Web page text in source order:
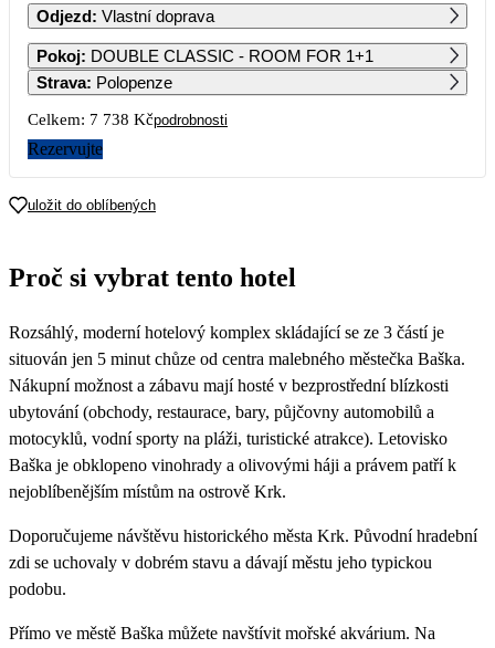
1 2 3 4
5 6 7 8 9 10 11
12
19 20
26
3 869
27 28 29
Odjezd: Vlastní doprava
Pokoj: DOUBLE CLASSIC - ROOM FOR 1+1
Strava: Polopenze
Celkem: 7 738 Kčpodrobnosti
Rezervujte
uložit do oblíbených
Proč si vybrat tento hotel
Rozsáhlý, moderní hotelový komplex skládající se ze 3 částí je
situován jen 5 minut chůze od centra malebného městečka Baška.
Nákupní možnost a zábavu mají hosté v bezprostřední blízkosti
ubytování (obchody, restaurace, bary, půjčovny automobilů a
motocyklů, vodní sporty na pláži, turistické atrakce). Letovisko
Baška je obklopeno vinohrady a olivovými háji a právem patří k
nejoblíbenějším místům na ostrově Krk.
Doporučujeme návštěvu historického města Krk. Původní hradební
zdi se uchovaly v dobrém stavu a dávají městu jeho typickou
podobu.
Přímo ve městě Baška můžete navštívit mořské akvárium. Na